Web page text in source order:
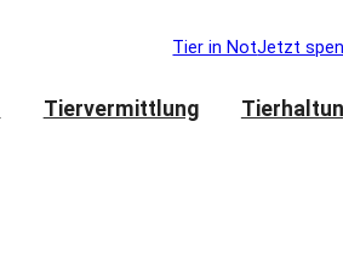
Tier in NotJetzt
Tiervermittlung